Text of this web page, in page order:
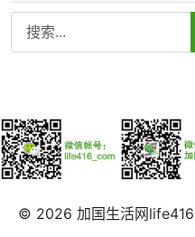
Search
© 2026 加国生活网life416